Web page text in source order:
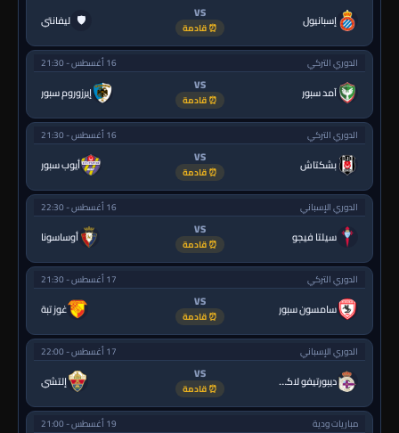
إسبانيول VS
⏰ قادمة ليفانتي 🛡
الدوري التركي 16 أغسطس - 21:30
آمد سبور VS
⏰ قادمة إيرزوروم سبور
الدوري التركي 16 أغسطس - 21:30
بشكتاش VS
⏰ قادمة أيوب سبور
الدوري الإسباني 16 أغسطس - 22:30
سيلتا فيجو VS
⏰ قادمة أوساسونا
الدوري التركي 17 أغسطس - 21:30
سامسون سبور VS
⏰ قادمة غوز تبة
الدوري الإسباني 17 أغسطس - 22:00
ديبورتيفو لاكورونيا VS
⏰ قادمة إلتشي
مباريات ودية 19 أغسطس - 21:00